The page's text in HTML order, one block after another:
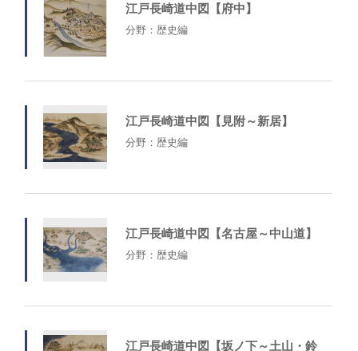
江戸長崎道中図【府中】
分野：歴史編
江戸長崎道中図【見附～新居】
分野：歴史編
江戸長崎道中図【名古屋～中山道】
分野：歴史編
江戸長崎道中図【坂ノ下～土山・鈴